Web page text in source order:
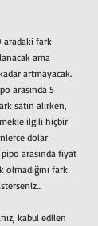
aradaki fark
ama
artmayacak.
arasında 5
satın alırken,
ilgili hiçbir
dolar
arasında fiyat
olmadığını fark
kabul edilen